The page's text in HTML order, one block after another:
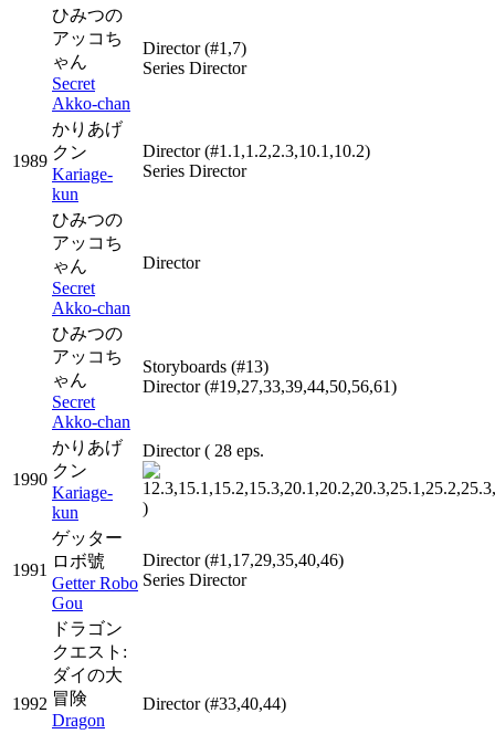
ひみつの
アッコち
ゃん
Secret
Akko-chan
Director(#1,7)
Series Director
1989
かりあげ
クン
Kariage-
kun
Director(#1.1,1.2,2.3,10.1,10.2)
Series Director
ひみつの
アッコち
ゃん
Secret
Akko-chan
Director
ひみつの
アッコち
ゃん
Secret
Akko-chan
Storyboards (#13)
Director(#19,27,33,39,44,50,56,61)
1990
かりあげ
クン
Kariage-
kun
Director( 28 eps.
)
1991
ゲッター
ロボ號
Getter Robo
Gou
Director(#1,17,29,35,40,46)
Series Director
1992
ドラゴン
クエスト:
ダイの大
冒険
Dragon
Director(#33,40,44)